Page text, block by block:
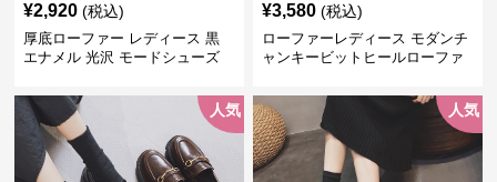
¥2,920 (税込)
厚底ローファー レディース 黒
エナメル 光沢 モードシューズ
¥3,580 (税込)
ローファーレディース モダンチ
ャンキービットヒールローファ
人気 人気